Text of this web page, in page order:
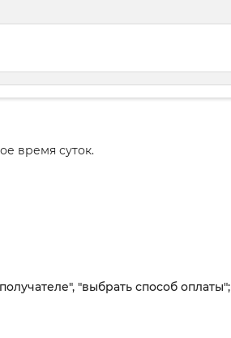
время суток.
"выбрать способ оплаты";